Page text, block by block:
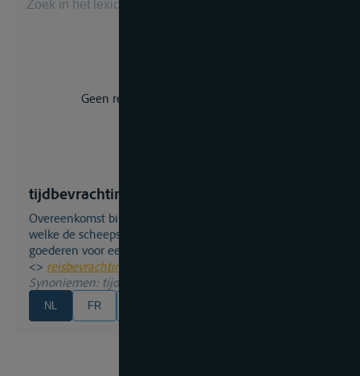
Geen resultaat voor uw zoekopdracht.
tijdbevrachting
overeenkomst binnen een charterverdrag, volgens
welke de scheepseigenaar zijn schip voor het vervoer van
goederen voor een bepaalde duur - of tijd - verhuurt.
<> reisbevrachting
Synoniemen: tijdcharter
NL FR